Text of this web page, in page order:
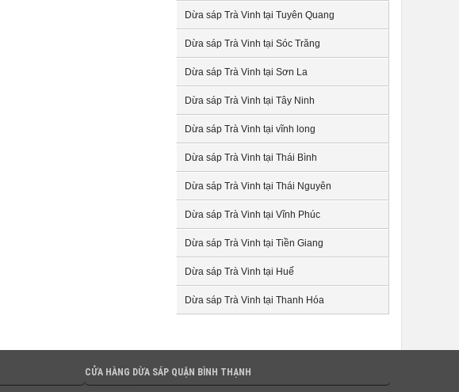
Dừa sáp Trà Vinh tại Tuyên Quang
Dừa sáp Trà Vinh tại Sóc Trăng
Dừa sáp Trà Vinh tại Sơn La
Dừa sáp Trà Vinh tại Tây Ninh
Dừa sáp Trà Vinh tại vĩnh long
Dừa sáp Trà Vinh tại Thái Bình
Dừa sáp Trà Vinh tại Thái Nguyên
Dừa sáp Trà Vinh tại Vĩnh Phúc
Dừa sáp Trà Vinh tại Tiền Giang
Dừa sáp Trà Vinh tại Huế
Dừa sáp Trà Vinh tại Thanh Hóa
CỬA HÀNG DỪA SÁP QUẬN BÌNH THẠNH